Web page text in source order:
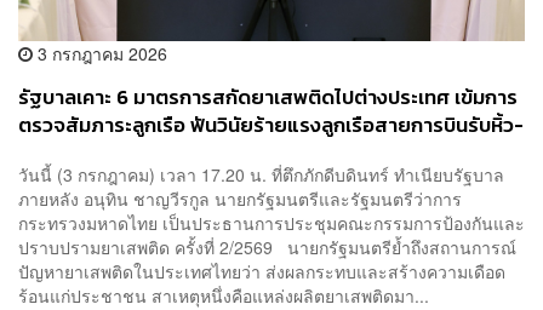
3 กรกฎาคม 2026
รัฐบาลเคาะ 6 มาตรการสกัดยาเสพติดไปต่างประเทศ เข้มการ
ตรวจสัมภาระลูกเรือ ฟันวินัยร้ายแรงลูกเรือสายการบินรับหิ้ว-
วันนี้ (3 กรกฎาคม) เวลา 17.20 น. ที่ตึกภักดีบดินทร์ ทำเนียบรัฐบาล
ภายหลัง อนุทิน ชาญวีรกูล นายกรัฐมนตรีและรัฐมนตรีว่าการ
กระทรวงมหาดไทย เป็นประธานการประชุมคณะกรรมการป้องกันและ
ปราบปรามยาเสพติด ครั้งที่ 2/2569 นายกรัฐมนตรีย้ำถึงสถานการณ์
ปัญหายาเสพติดในประเทศไทยว่า ส่งผลกระทบและสร้างความเดือด
ร้อนแก่ประชาชน สาเหตุหนึ่งคือแหล่งผลิตยาเสพติดมา...